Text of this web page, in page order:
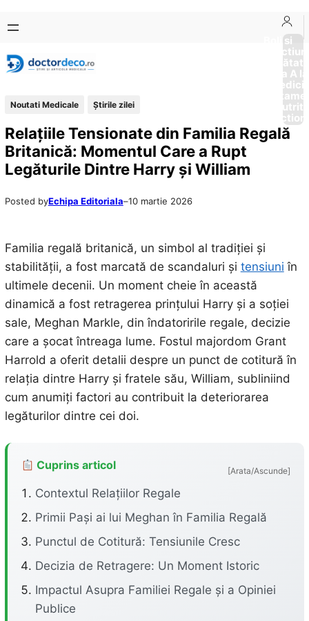
conținut
content
Boli si
Afectiuni
Sănătate
de la A
Noutati Medicale Știrile zilei
Relațiile Tensionate din Familia Regală
Britanică: Momentul Care a Rupt
Legăturile Dintre Harry și William
Posted byEchipa Editoriala–10 martie 2026
Familia regală britanică, un simbol al tradiției și
stabilității, a fost marcată de scandaluri și tensiuni în
ultimele decenii. Un moment cheie în această
dinamică a fost retragerea prințului Harry și a soției
sale, Meghan Markle, din îndatoririle regale, decizie
care a șocat întreaga lume. Fostul majordom Grant
Harrold a oferit detalii despre un punct de cotitură în
relația dintre Harry și fratele său, William, subliniind
cum anumiți factori au contribuit la deteriorarea
legăturilor dintre cei doi.
Cuprins articol [Arata/Ascunde]
Contextul Relațiilor Regale
Primii Pași ai lui Meghan în Familia Regală
Punctul de Cotitură: Tensiunile Cresc
Decizia de Retragere: Un Moment Istoric
Impactul Asupra Familiei Regale și a Opiniei
Publice